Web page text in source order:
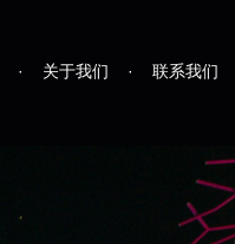
· 关于我们 · 联系我们